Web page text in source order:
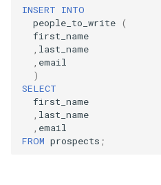
INSERT INTO
people_to_write (
first_name
, last_name
, email
)
SELECT
first_name
, last_name
, email
FROM prospects ;